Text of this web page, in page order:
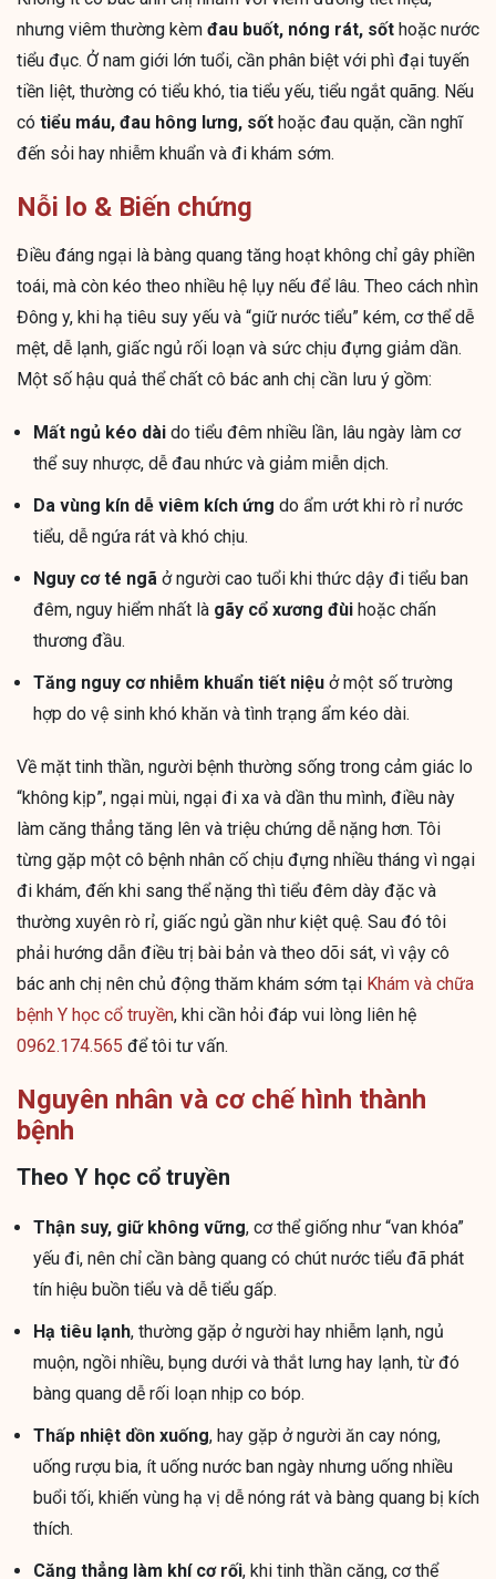
nhưng viêm thường kèm đau buốt, nóng rát, sốt hoặc nước
tiểu đục. Ở nam giới lớn tuổi, cần phân biệt với phì đại tuyến
tiền liệt, thường có tiểu khó, tia tiểu yếu, tiểu ngắt quãng. Nếu
có tiểu máu, đau hông lưng, sốt hoặc đau quặn, cần nghĩ
đến sỏi hay nhiễm khuẩn và đi khám sớm.
Nỗi lo & Biến chứng
Điều đáng ngại là bàng quang tăng hoạt không chỉ gây phiền
toái, mà còn kéo theo nhiều hệ lụy nếu để lâu. Theo cách nhìn
Đông y, khi hạ tiêu suy yếu và “giữ nước tiểu” kém, cơ thể dễ
mệt, dễ lạnh, giấc ngủ rối loạn và sức chịu đựng giảm dần.
Một số hậu quả thể chất cô bác anh chị cần lưu ý gồm:
Mất ngủ kéo dài do tiểu đêm nhiều lần, lâu ngày làm cơ
thể suy nhược, dễ đau nhức và giảm miễn dịch.
Da vùng kín dễ viêm kích ứng do ẩm ướt khi rò rỉ nước
tiểu, dễ ngứa rát và khó chịu.
Nguy cơ té ngã ở người cao tuổi khi thức dậy đi tiểu ban
đêm, nguy hiểm nhất là gãy cổ xương đùi hoặc chấn
thương đầu.
Tăng nguy cơ nhiễm khuẩn tiết niệu ở một số trường
hợp do vệ sinh khó khăn và tình trạng ẩm kéo dài.
Về mặt tinh thần, người bệnh thường sống trong cảm giác lo
“không kịp”, ngại mùi, ngại đi xa và dần thu mình, điều này
làm căng thẳng tăng lên và triệu chứng dễ nặng hơn. Tôi
từng gặp một cô bệnh nhân cố chịu đựng nhiều tháng vì ngại
đi khám, đến khi sang thể nặng thì tiểu đêm dày đặc và
thường xuyên rò rỉ, giấc ngủ gần như kiệt quệ. Sau đó tôi
phải hướng dẫn điều trị bài bản và theo dõi sát, vì vậy cô
bác anh chị nên chủ động thăm khám sớm tại Khám và chữa
bệnh Y học cổ truyền, khi cần hỏi đáp vui lòng liên hệ
0962.174.565 để tôi tư vấn.
Nguyên nhân và cơ chế hình thành
bệnh
Theo Y học cổ truyền
Thận suy, giữ không vững, cơ thể giống như “van khóa”
yếu đi, nên chỉ cần bàng quang có chút nước tiểu đã phát
tín hiệu buồn tiểu và dễ tiểu gấp.
Hạ tiêu lạnh, thường gặp ở người hay nhiễm lạnh, ngủ
muộn, ngồi nhiều, bụng dưới và thắt lưng hay lạnh, từ đó
bàng quang dễ rối loạn nhịp co bóp.
Thấp nhiệt dồn xuống, hay gặp ở người ăn cay nóng,
uống rượu bia, ít uống nước ban ngày nhưng uống nhiều
buổi tối, khiến vùng hạ vị dễ nóng rát và bàng quang bị kích
thích.
Căng thẳng làm khí cơ rối, khi tinh thần căng, cơ thể